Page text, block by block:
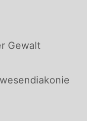
Gewalt